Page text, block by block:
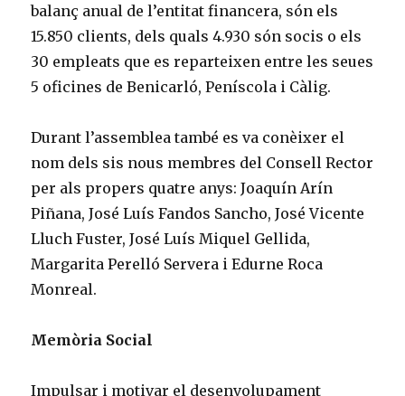
balanç anual de l’entitat financera, són els
15.850 clients, dels quals 4.930 són socis o els
30 empleats que es reparteixen entre les seues
5 oficines de Benicarló, Peníscola i Càlig.
Durant l’assemblea també es va conèixer el
nom dels sis nous membres del Consell Rector
per als propers quatre anys: Joaquín Arín
Piñana, José Luís Fandos Sancho, José Vicente
Lluch Fuster, José Luís Miquel Gellida,
Margarita Perelló Servera i Edurne Roca
Monreal.
Memòria Social
Impulsar i motivar el desenvolupament